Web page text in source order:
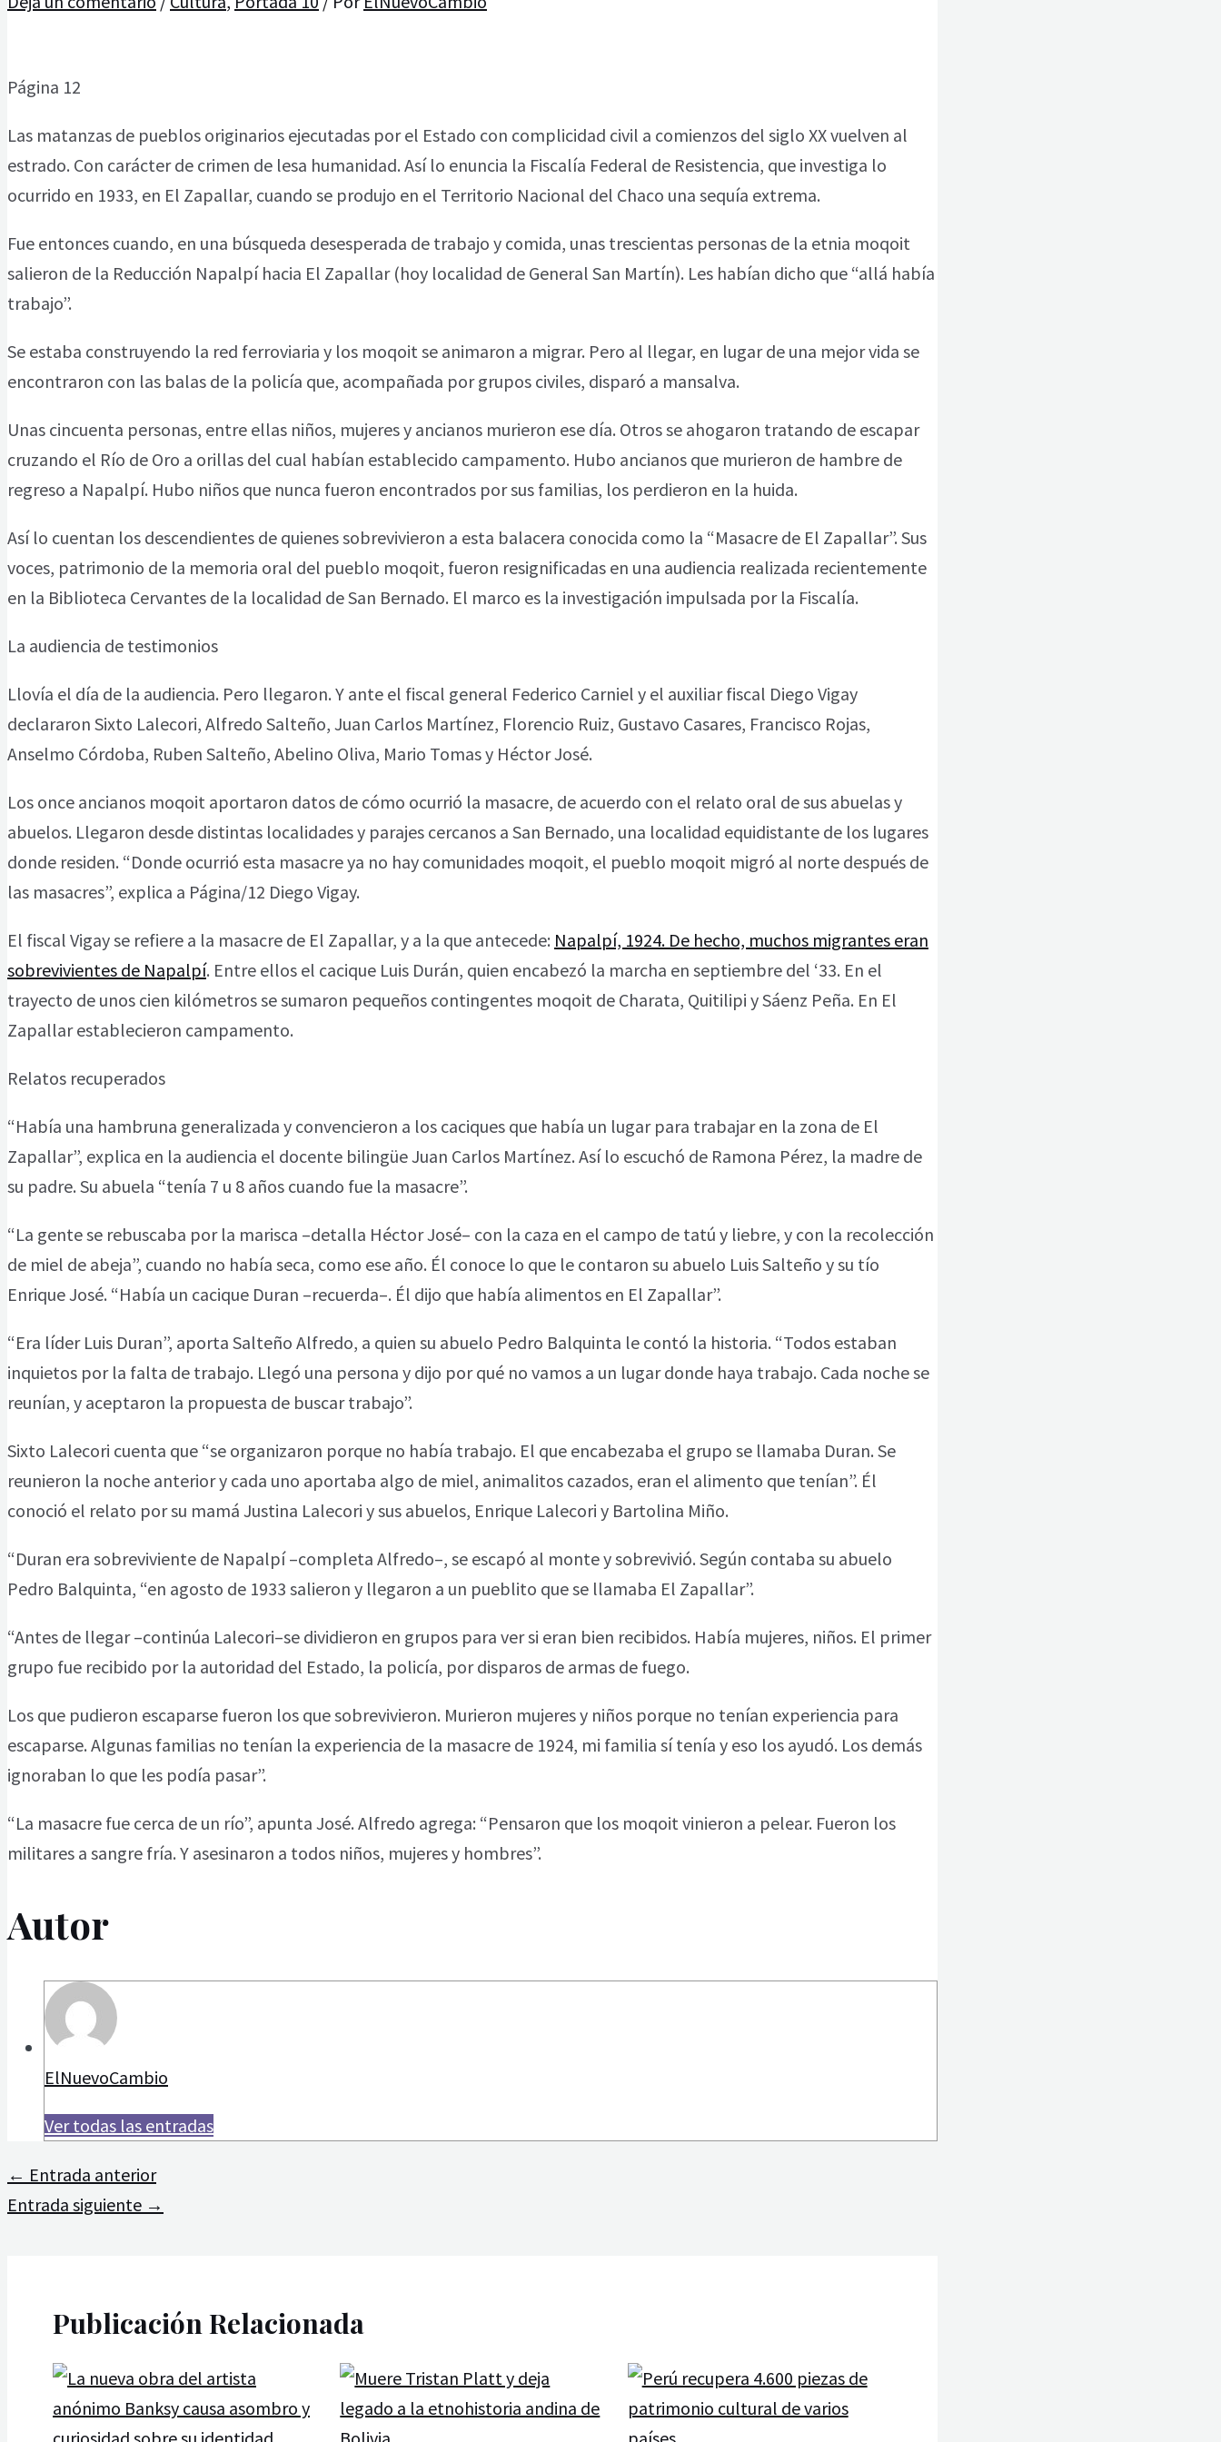
Página 12
Las matanzas de pueblos originarios ejecutadas por el Estado con complicidad civil a comienzos del siglo XX vuelven al
estrado. Con carácter de crimen de lesa humanidad. Así lo enuncia la Fiscalía Federal de Resistencia, que investiga lo
ocurrido en 1933, en El Zapallar, cuando se produjo en el Territorio Nacional del Chaco una sequía extrema.
Fue entonces cuando, en una búsqueda desesperada de trabajo y comida, unas trescientas personas de la etnia moqoit
salieron de la Reducción Napalpí hacia El Zapallar (hoy localidad de General San Martín). Les habían dicho que “allá había
trabajo”.
Se estaba construyendo la red ferroviaria y los moqoit se animaron a migrar. Pero al llegar, en lugar de una mejor vida se
encontraron con las balas de la policía que, acompañada por grupos civiles, disparó a mansalva.
Unas cincuenta personas, entre ellas niños, mujeres y ancianos murieron ese día. Otros se ahogaron tratando de escapar
cruzando el Río de Oro a orillas del cual habían establecido campamento. Hubo ancianos que murieron de hambre de
regreso a Napalpí. Hubo niños que nunca fueron encontrados por sus familias, los perdieron en la huida.
Así lo cuentan los descendientes de quienes sobrevivieron a esta balacera conocida como la “Masacre de El Zapallar”. Sus
voces, patrimonio de la memoria oral del pueblo moqoit, fueron resignificadas en una audiencia realizada recientemente
en la Biblioteca Cervantes de la localidad de San Bernado. El marco es la investigación impulsada por la Fiscalía.
La audiencia de testimonios
Llovía el día de la audiencia. Pero llegaron. Y ante el fiscal general Federico Carniel y el auxiliar fiscal Diego Vigay
declararon Sixto Lalecori, Alfredo Salteño, Juan Carlos Martínez, Florencio Ruiz, Gustavo Casares, Francisco Rojas,
Anselmo Córdoba, Ruben Salteño, Abelino Oliva, Mario Tomas y Héctor José.
Los once ancianos moqoit aportaron datos de cómo ocurrió la masacre, de acuerdo con el relato oral de sus abuelas y
abuelos. Llegaron desde distintas localidades y parajes cercanos a San Bernado, una localidad equidistante de los lugares
donde residen. “Donde ocurrió esta masacre ya no hay comunidades moqoit, el pueblo moqoit migró al norte después de
las masacres”, explica a Página/12 Diego Vigay.
El fiscal Vigay se refiere a la masacre de El Zapallar, y a la que antecede: Napalpí, 1924. De hecho, muchos migrantes eran
sobrevivientes de Napalpí. Entre ellos el cacique Luis Durán, quien encabezó la marcha en septiembre del ‘33. En el
trayecto de unos cien kilómetros se sumaron pequeños contingentes moqoit de Charata, Quitilipi y Sáenz Peña. En El
Zapallar establecieron campamento.
Relatos recuperados
“Había una hambruna generalizada y convencieron a los caciques que había un lugar para trabajar en la zona de El
Zapallar”, explica en la audiencia el docente bilingüe Juan Carlos Martínez. Así lo escuchó de Ramona Pérez, la madre de
su padre. Su abuela “tenía 7 u 8 años cuando fue la masacre”.
“La gente se rebuscaba por la marisca –detalla Héctor José– con la caza en el campo de tatú y liebre, y con la recolección
de miel de abeja”, cuando no había seca, como ese año. Él conoce lo que le contaron su abuelo Luis Salteño y su tío
Enrique José. “Había un cacique Duran –recuerda–. Él dijo que había alimentos en El Zapallar”.
“Era líder Luis Duran”, aporta Salteño Alfredo, a quien su abuelo Pedro Balquinta le contó la historia. “Todos estaban
inquietos por la falta de trabajo. Llegó una persona y dijo por qué no vamos a un lugar donde haya trabajo. Cada noche se
reunían, y aceptaron la propuesta de buscar trabajo”.
Sixto Lalecori cuenta que “se organizaron porque no había trabajo. El que encabezaba el grupo se llamaba Duran. Se
reunieron la noche anterior y cada uno aportaba algo de miel, animalitos cazados, eran el alimento que tenían”. Él
conoció el relato por su mamá Justina Lalecori y sus abuelos, Enrique Lalecori y Bartolina Miño.
“Duran era sobreviviente de Napalpí –completa Alfredo–, se escapó al monte y sobrevivió. Según contaba su abuelo
Pedro Balquinta, “en agosto de 1933 salieron y llegaron a un pueblito que se llamaba El Zapallar”.
“Antes de llegar –continúa Lalecori–se dividieron en grupos para ver si eran bien recibidos. Había mujeres, niños. El primer
grupo fue recibido por la autoridad del Estado, la policía, por disparos de armas de fuego.
Los que pudieron escaparse fueron los que sobrevivieron. Murieron mujeres y niños porque no tenían experiencia para
escaparse. Algunas familias no tenían la experiencia de la masacre de 1924, mi familia sí tenía y eso los ayudó. Los demás
ignoraban lo que les podía pasar”.
“La masacre fue cerca de un río”, apunta José. Alfredo agrega: “Pensaron que los moqoit vinieron a pelear. Fueron los
militares a sangre fría. Y asesinaron a todos niños, mujeres y hombres”.
Autor
ElNuevoCambio
Ver todas las entradas
← Entrada anterior
Entrada siguiente →
Publicación Relacionada